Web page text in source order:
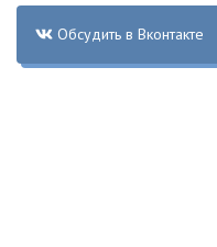
Обсудить в Вконтакте